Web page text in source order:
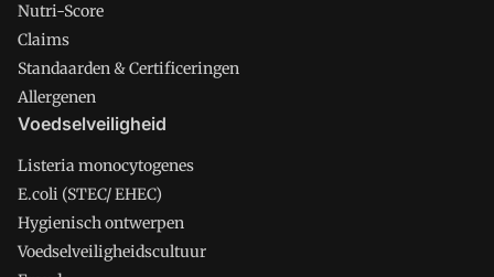
Nutri-Score
Claims
Standaarden & Certificeringen
Allergenen
Voedselveiligheid
Listeria monocytogenes
E.coli (STEC/ EHEC)
Hygienisch ontwerpen
Voedselveiligheidscultuur